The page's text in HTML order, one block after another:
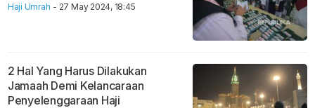
Haji Umrah - 27 May 2024, 18:45
2 Hal Yang Harus Dilakukan
Jamaah Demi Kelancaraan
Penyelenggaraan Haji